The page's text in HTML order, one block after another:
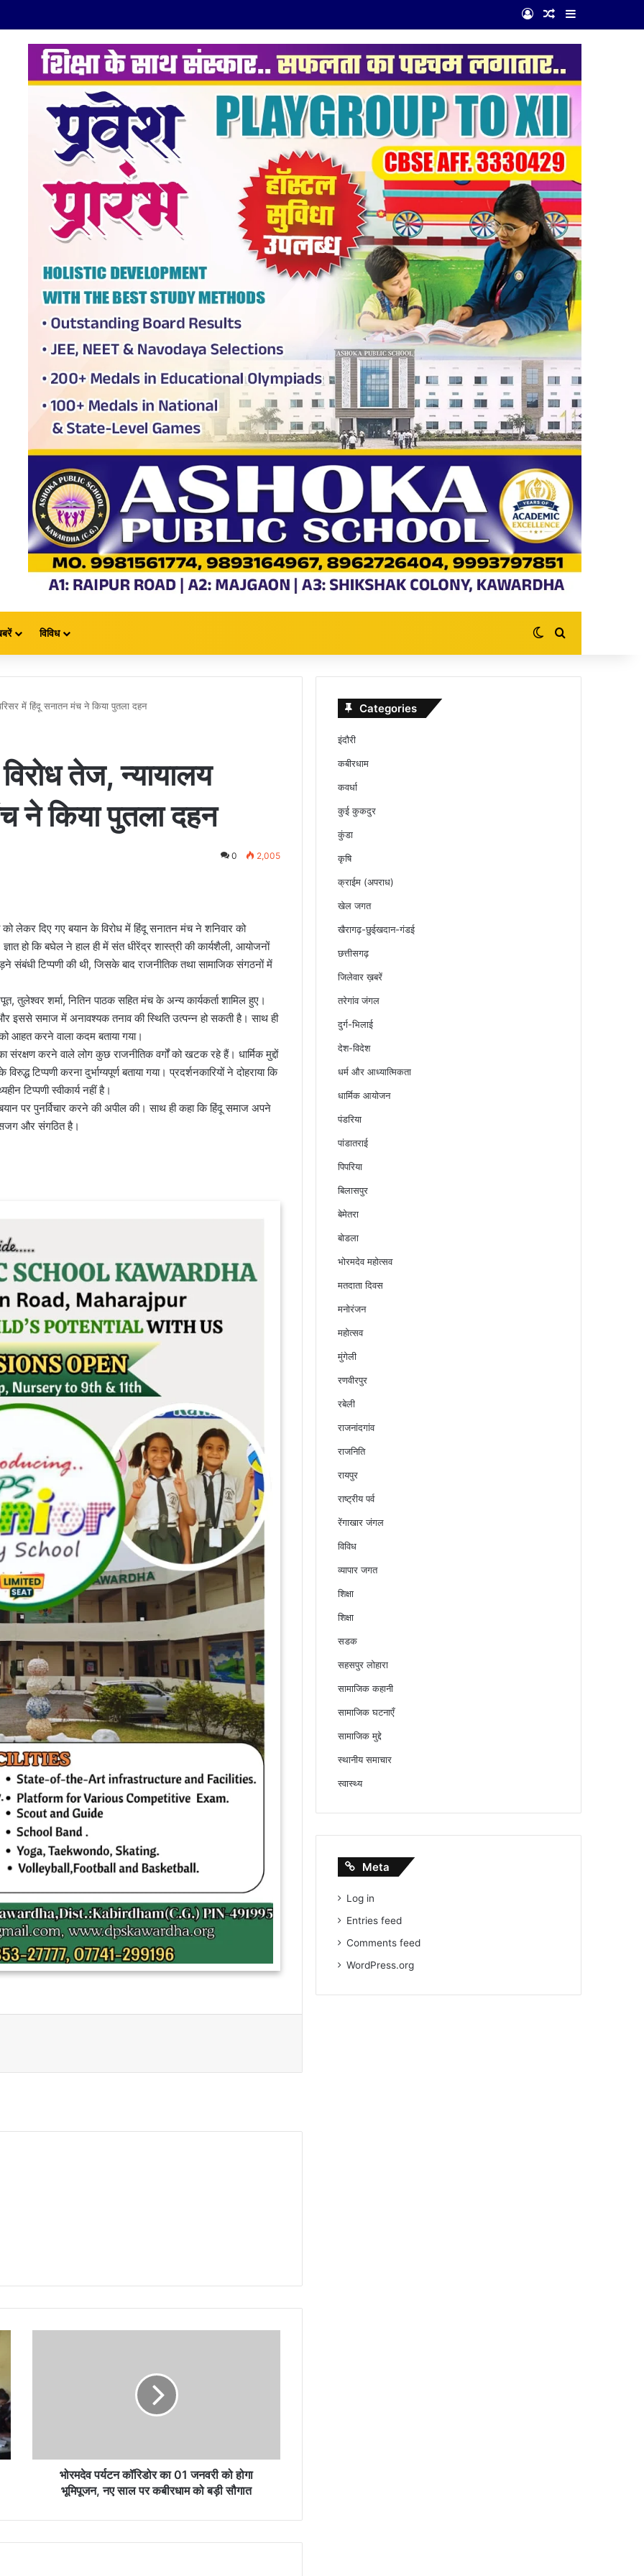
Log InRandom Article
Sidebar
विविध Switch skin
Search for
में हिंदू सनातन मंच ने किया पुतला दहन
तेज, न्यायालय
ने किया पुतला दहन
0 2,005
को लेकर दिए गए बयान के विरोध में हिंदू सनातन मंच ने शनिवार को
हो कि बघेल ने हाल ही में संत धीरेंद्र शास्त्री की कार्यशैली, आयोजनों
संबंधी टिप्पणी की थी, जिसके बाद राजनीतिक तथा सामाजिक संगठनों में
तुलेश्वर शर्मा, नितिन पाठक सहित मंच के अन्य कार्यकर्ता शामिल हुए।
इससे समाज में अनावश्यक तनाव की स्थिति उत्पन्न हो सकती है। साथ ही
आहत करने वाला कदम बताया गया।
करने वाले लोग कुछ राजनीतिक वर्गों को खटक रहे हैं। धार्मिक मुद्दों
टिप्पणी करना दुर्भाग्यपूर्ण बताया गया। प्रदर्शनकारियों ने दोहराया कि
टिप्पणी स्वीकार्य नहीं है।
पर पुनर्विचार करने की अपील की। साथ ही कहा कि हिंदू समाज अपने
सजग और संगठित है।
भूमिपूजन,
कबीरधाम
भोरमदेव पर्यटन कॉरिडोर का 01 जनवरी को होगा
भूमिपूजन, नए साल पर कबीरधाम को बड़ी सौगात
Categories
इंदौरी
कबीरधाम
कवर्धा
कुई कुकदुर
कुंडा
कृषि
क्राईम (अपराध)
खेल जगत
खैरागढ़-छुईखदान-गंडई
छत्तीसगढ़
जिलेवार ख़बरें
तरेगांव जंगल
दुर्ग-भिलाई
देश-विदेश
धर्म और आध्यात्मिकता
धार्मिक आयोजन
पंडरिया
पांडातराई
पिपरिया
बिलासपुर
बेमेतरा
बोडला
भोरमदेव महोत्सव
मतदाता दिवस
मनोरंजन
महोत्सव
मुंगेली
रणवीरपुर
रबेली
राजनांदगांव
राजनिति
रायपुर
राष्ट्रीय पर्व
रेंगाखार जंगल
विविध
व्यापार जगत
शिक्षा
शिक्षा
सडक
सहसपुर लोहारा
सामाजिक कहानी
सामाजिक घटनाएँ
सामाजिक मुद्दे
स्थानीय समाचार
स्वास्थ्य
Meta
Log in
Entries feed
Comments feed
WordPress.org